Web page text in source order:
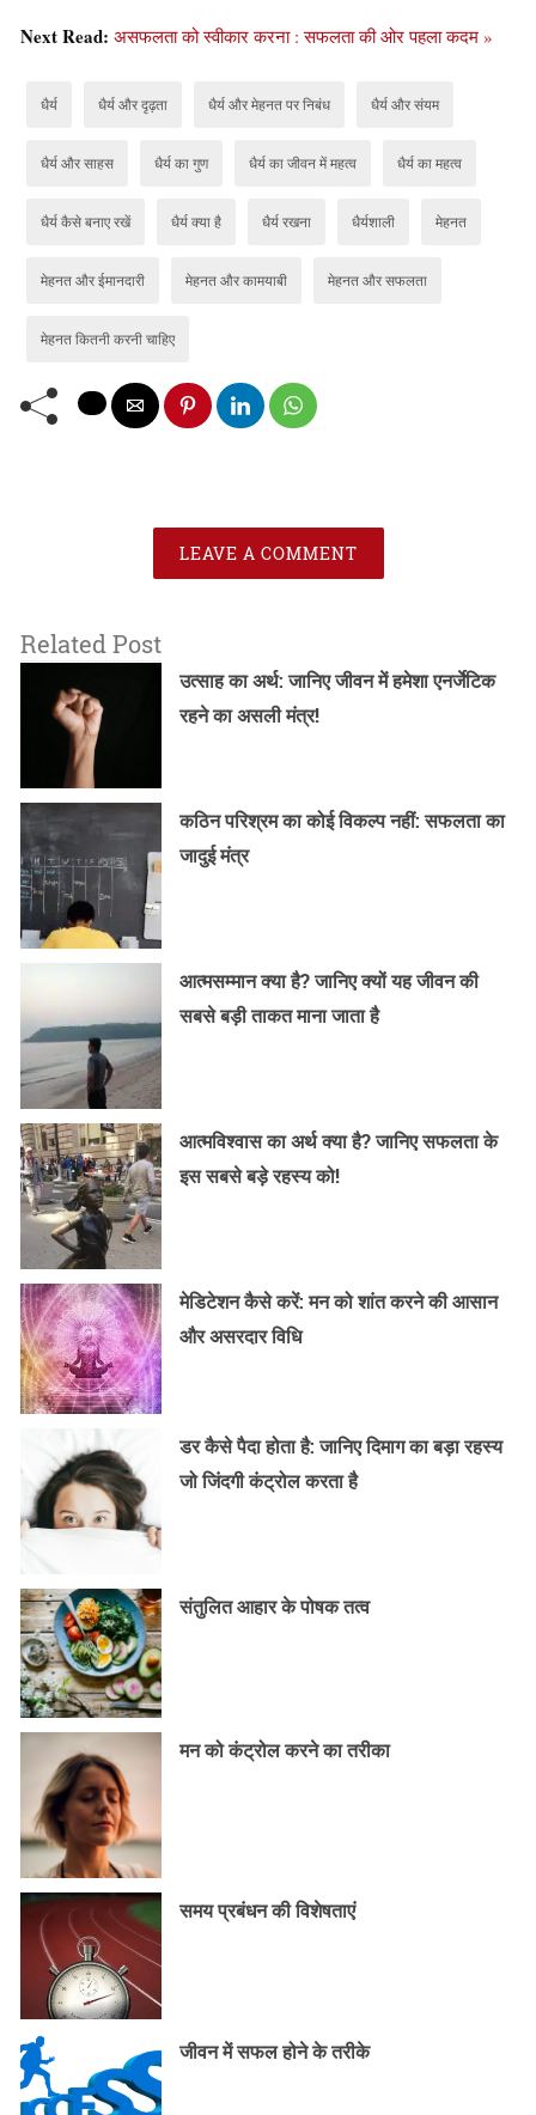
Next Read: असफलता को स्वीकार करना : सफलता की ओर पहला कदम »
धैर्य धैर्य और दृढ़ता धैर्य और मेहनत पर निबंध धैर्य और संयम
धैर्य और साहस धैर्य का गुण धैर्य का जीवन में महत्व धैर्य का महत्व
धैर्य कैसे बनाए रखें धैर्य क्या है धैर्य रखना धैर्यशाली मेहनत
मेहनत और ईमानदारी मेहनत और कामयाबी मेहनत और सफलता
मेहनत कितनी करनी चाहिए
LEAVE A COMMENT
Related Post
उत्साह का अर्थ: जानिए जीवन में हमेशा एनर्जेटिक
रहने का असली मंत्र!
कठिन परिश्रम का कोई विकल्प नहीं: सफलता का
जादुई मंत्र
आत्मसम्मान क्या है? जानिए क्यों यह जीवन की
सबसे बड़ी ताकत माना जाता है
आत्मविश्वास का अर्थ क्या है? जानिए सफलता के
इस सबसे बड़े रहस्य को!
मेडिटेशन कैसे करें: मन को शांत करने की आसान
और असरदार विधि
डर कैसे पैदा होता है: जानिए दिमाग का बड़ा रहस्य
जो जिंदगी कंट्रोल करता है
संतुलित आहार के पोषक तत्व
मन को कंट्रोल करने का तरीका
समय प्रबंधन की विशेषताएं
जीवन में सफल होने के तरीके